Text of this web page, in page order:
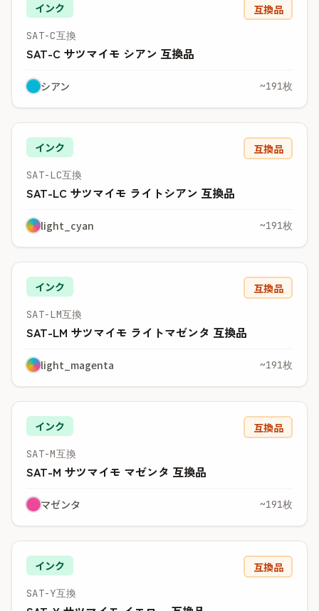
インク 互換品
SAT-C互換
SAT-C サツマイモ シアン 互換品
シアン ~191枚
インク 互換品
SAT-LC互換
SAT-LC サツマイモ ライトシアン 互換品
light_cyan ~191枚
インク 互換品
SAT-LM互換
SAT-LM サツマイモ ライトマゼンタ 互換品
light_magenta ~191枚
インク 互換品
SAT-M互換
SAT-M サツマイモ マゼンタ 互換品
マゼンタ ~191枚
インク 互換品
SAT-Y互換